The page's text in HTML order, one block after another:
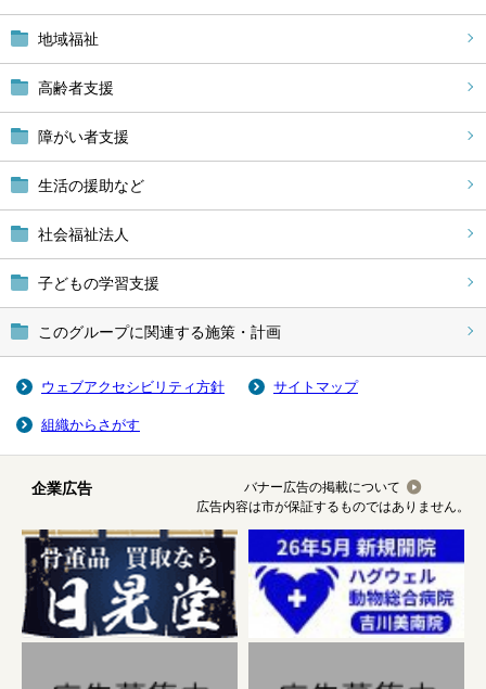
地域福祉
高齢者支援
障がい者支援
生活の援助など
社会福祉法人
子どもの学習支援
このグループに関連する施策・計画
ウェブアクセシビリティ方針 サイトマップ
組織からさがす
企業広告
バナー広告の掲載について
広告内容は市が保証するものではありません。